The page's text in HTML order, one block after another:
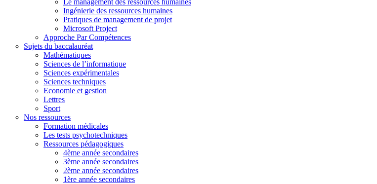
Le management des ressources humaines
Ingénierie des ressources humaines
Pratiques de management de projet
Microsoft Project
Approche Par Compétences
Sujets du baccalauréat
Mathématiques
Sciences de l’informatique
Sciences expérimentales
Sciences techniques
Economie et gestion
Lettres
Sport
Nos ressources
Formation médicales
Les tests psychotechniques
Ressources pédagogiques
4ème année secondaires
3ème année secondaires
2ème année secondaires
1ère année secondaires